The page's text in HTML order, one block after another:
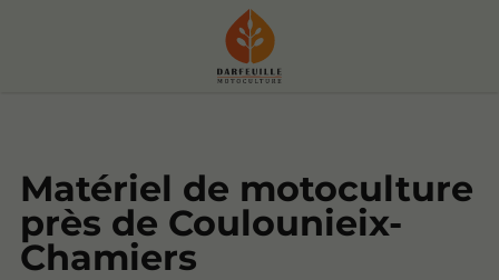
Matériel de motoculture
près de Coulounieix-
Chamiers